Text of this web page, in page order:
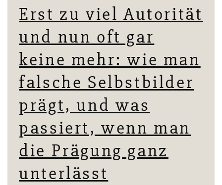
Erst zu viel Autorität
und nun oft gar
keine mehr: wie man
falsche Selbstbilder
prägt, und was
passiert, wenn man
die Prägung ganz
unterlässt